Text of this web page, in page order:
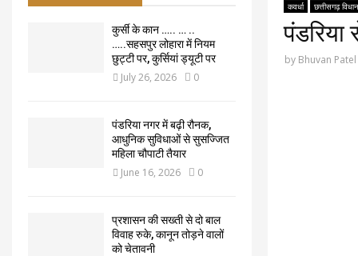
कवर्धा छत्तीसगढ़
पंडरिया
by Bhuvan Patel
कुर्सी के कान ….. … ..
…..सहसपुर लोहारा में नियम
छुट्टी पर, कुर्सियां ड्यूटी पर
July 26, 2026 0
पंडरिया नगर में बढ़ी रौनक,
आधुनिक सुविधाओं से सुसज्जित
महिला चौपाटी तैयार
June 16, 2026 0
प्रशासन की सख्ती से दो बाल
विवाह रुके, कानून तोड़ने वालों
को चेतावनी